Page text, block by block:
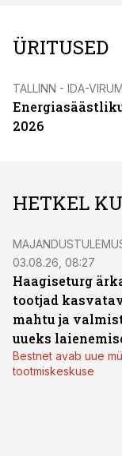
ÜRITUSED
TALLINN - IDA-
2026
HETKEL
03.08.26, 08:27
Haagiseturg
tootjad
mahtu ja
uueks
Bestnet avab uue
tootmiskeskuse